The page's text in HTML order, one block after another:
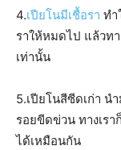
4.เปียโนมีเชื้อรา ทำ
ราให้หมดไป แล้วท
เท่านั้น
5.เปียโนสีซีดเก่า น
รอยขีดข่วน ทางเร
ได้เหมือนกัน